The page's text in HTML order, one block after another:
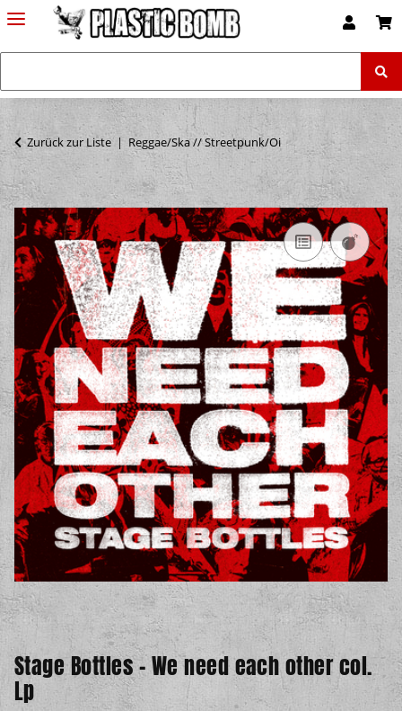
Zurück zur Liste Reggae/Ska // Streetpunk/Oi
Stage Bottles - We need each other col.
Lp